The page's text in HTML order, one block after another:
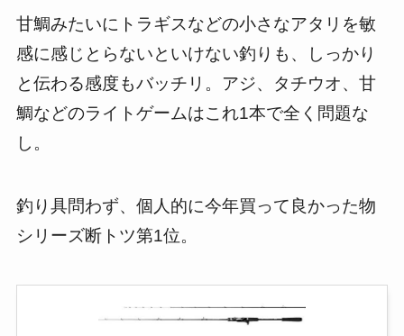
甘鯛みたいにトラギスなどの小さなアタリを敏
感に感じとらないといけない釣りも、しっかり
と伝わる感度もバッチリ。アジ、タチウオ、甘
鯛などのライトゲームはこれ1本で全く問題な
し。
釣り具問わず、個人的に今年買って良かった物
シリーズ断トツ第1位。